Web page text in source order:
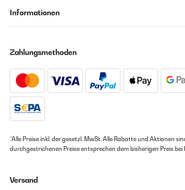
Informationen
Zahlungsmethoden
*Alle Preise inkl. der gesetzl. MwSt. Alle Rabatte und Aktionen
durchgestrichenen Preise entsprechen dem bisherigen Preis bei
Versand